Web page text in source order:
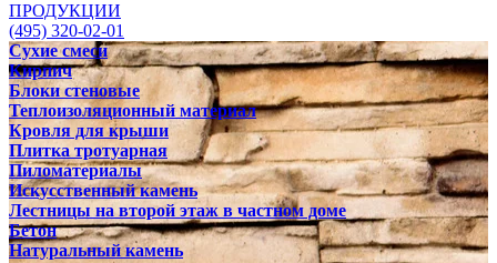
ПРОДУКЦИИ
(495) 320-02-01
Сухие смеси
Кирпич
Блоки стеновые
Теплоизоляционный материал
Кровля для крыши
Плитка тротуарная
Пиломатериалы
Искусственный камень
Лестницы на второй этаж в частном доме
Бетон
Натуральный камень